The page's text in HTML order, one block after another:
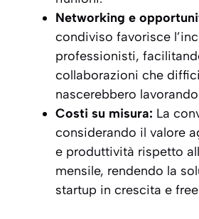
Networking e
condiviso favorisce
professionisti,
collaborazioni che
nascerebbero
Costi su misura: La
considerando il valore
e produttività rispetto
mensile, rendendo la
startup in crescita e